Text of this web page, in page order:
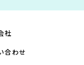
社
合わせ